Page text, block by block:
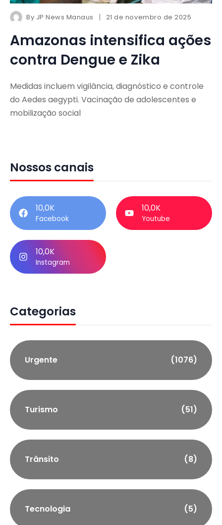
By JP News Manaus 21 de novembro de 2025
Amazonas intensifica ações
contra Dengue e Zika
Medidas incluem vigilância, diagnóstico e controle
do Aedes aegypti. Vacinação de adolescentes e
mobilização social
Nossos canais
10,0K
Facebook
10,0K
Youtube
10,0K
Instagram
Categorias
Urgente (1076)
Turismo (51)
Trânsito (8)
Tecnologia (5)